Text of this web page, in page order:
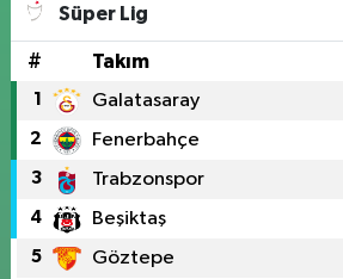
Süper Lig
# Takım
1 Galatasaray
2 Fenerbahçe
3 Trabzonspor
4 Beşiktaş
5 Göztepe